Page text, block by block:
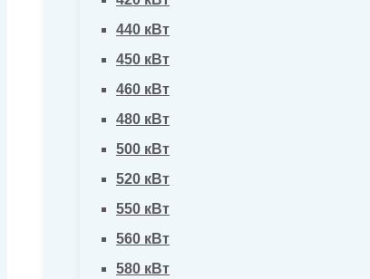
440 кВт
450 кВт
460 кВт
480 кВт
500 кВт
520 кВт
550 кВт
560 кВт
580 кВт